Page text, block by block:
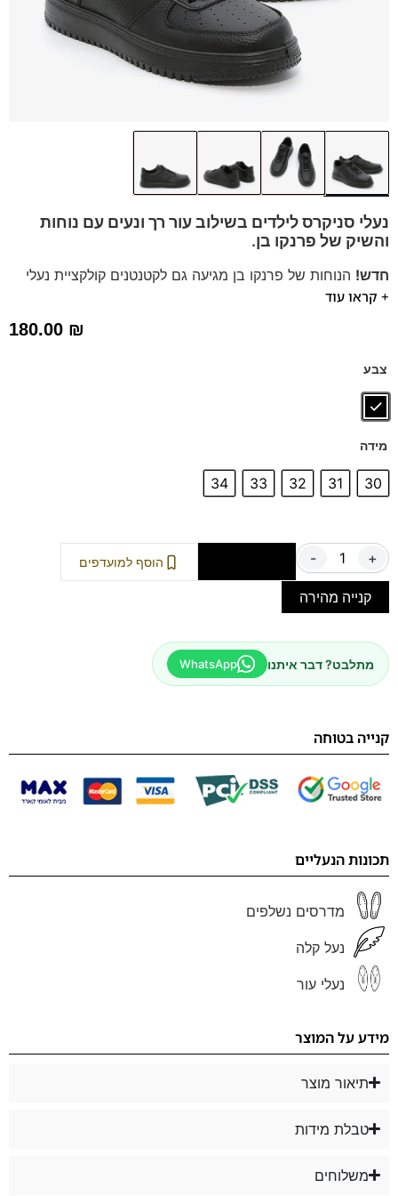
נעלי סניקרס לילדים בשילוב עור רך ונעים עם נוחות
והשיק של פרנקו בן.
חדש! הנוחות של פרנקו בן מגיעה גם לקטנטנים קולקציית נעלי
ילדים במידות 30-34
+ קראו עוד
180.00 ₪
צבע
מידה
30
31
32
33
34
- + הוסף למועדפים
קנייה מהירה
מתלבט? דבר איתנו WhatsApp
קנייה בטוחה
תכונות הנעליים
מדרסים נשלפים
נעל קלה
נעלי עור
מידע על המוצר
תיאור מוצר
טבלת מידות
משלוחים